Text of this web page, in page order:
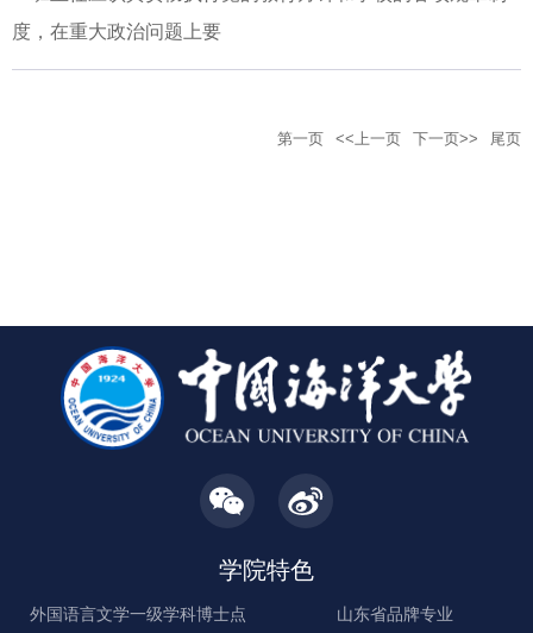
度，在重大政治问题上要
第一页 <<上一页 下一页>> 尾页
学院特色
外国语言文学一级学科博士点 山东省品牌专业